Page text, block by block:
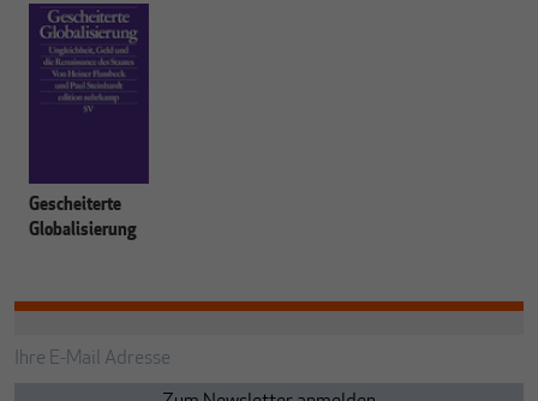
Gescheiterte
Globalisierung